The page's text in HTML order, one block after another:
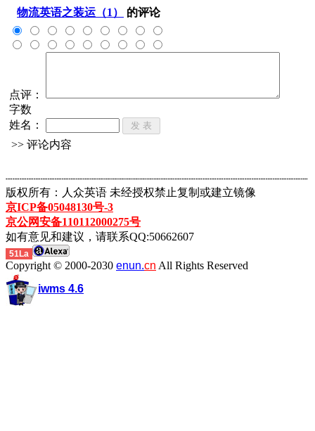
物流英语之装运（1） 的评论
点评：
字数
姓名：
>> 评论内容
┈┈┈┈┈┈┈┈┈┈┈┈┈┈┈┈┈┈┈┈┈┈┈┈┈┈┈┈┈┈┈┈┈┈┈┈┈┈┈┈┈┈┈
版权所有：人众英语 未经授权禁止复制或建立镜像
京ICP备05048130号-3
京公网安备110112000275号
如有意见和建议，请联系QQ:50662607
51La
Copyright © 2000-2030 enun.cn All Rights Reserved
iwms 4.6